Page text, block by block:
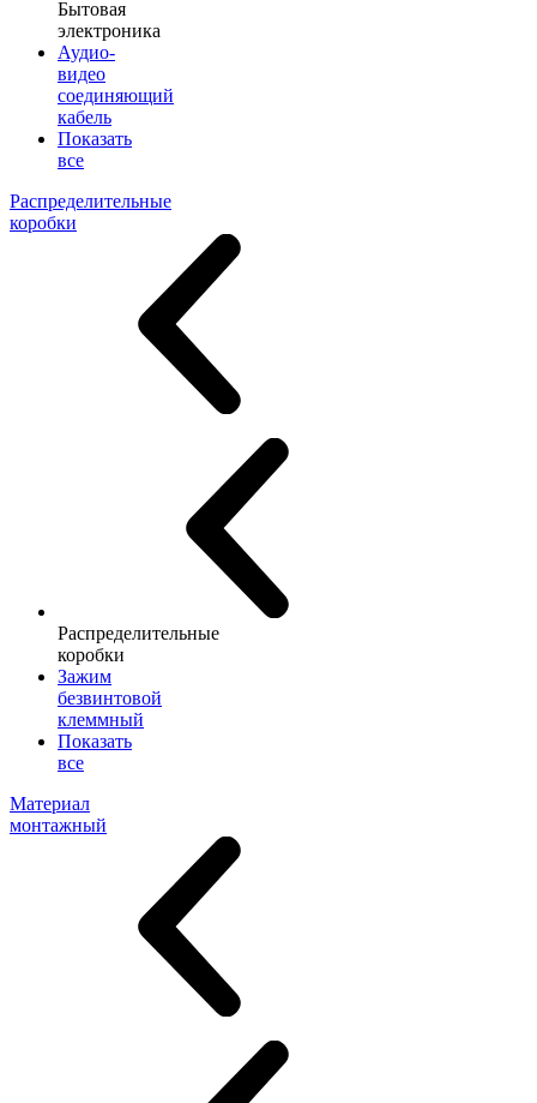
Бытовая
электроника
Аудио-
видео
соединяющий
кабель
Показать
все
Распределительные
коробки
Распределительные
коробки
Зажим
безвинтовой
клеммный
Показать
все
Материал
монтажный